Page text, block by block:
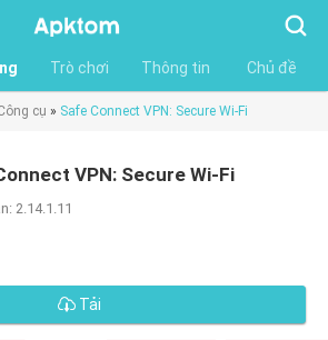
Tìm
kiếm
Trò chơi Thông tin Chủ đề
cụ » Safe Connect VPN: Secure Wi-Fi
VPN: Secure Wi-Fi
2.14.1.11
Tải